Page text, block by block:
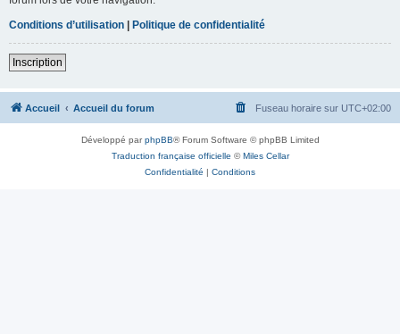
Conditions d’utilisation | Politique de confidentialité
Inscription
Accueil Accueil du forum Fuseau horaire sur UTC+02:00
Développé parphpBB® Forum Software © phpBB Limited
Traduction française officielle ©Miles Cellar
Confidentialité | Conditions